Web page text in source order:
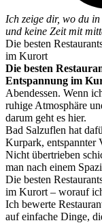
Ich zeige dir, wo du
und keine Zeit mit
Die besten
im Kurort
Die besten
Entspannung im
Abendessen. Wenn
ruhige Atmosphäre
darum geht es hier.
Bad Salzuflen hat
Kurpark, entspannter
Nicht übertrieben
man nach einem
Die besten
im Kurort – worauf
Ich bewerte
auf einfache Dinge,